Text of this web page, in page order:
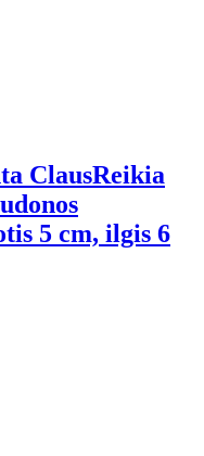
ClausReikia
5 cm, ilgis 6